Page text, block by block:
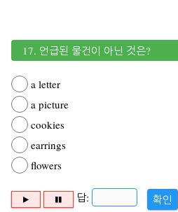
17. 언급된 물건이 아닌 것은?
a letter
a picture
cookies
earrings
flowers
답: 확인